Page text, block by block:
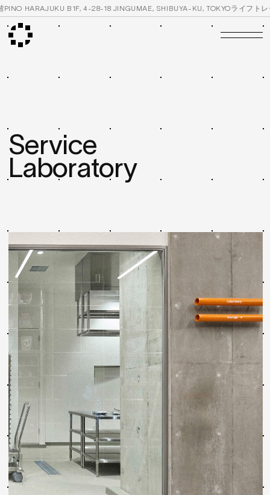
B1F, 4-28-18 JINGUMAE, SHIBUYA-KU, TOKYOライフトレーニングブ
Service
Products ↗ Stockist ↗
Information
Store
Online shopping ↗
©ezobolic Co., Ltd.
1F, Big Tower Ōdori Park, 20–1 Minami 1–jo
Nishi 4–chome, Chuo–ku, Sapporo, Hokkaido
InstagramYoutube
Service
Laboratory